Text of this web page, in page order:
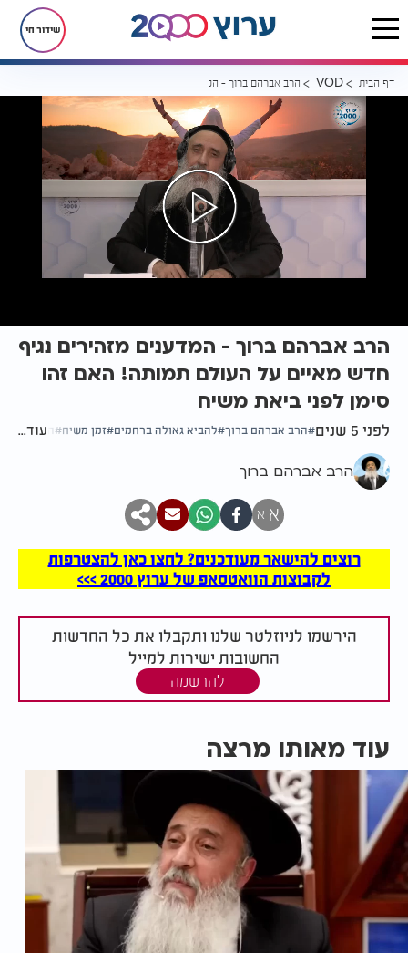
שידור חי
דף הבית VOD הרב אברהם ברוך - המדענים מזהירים נגיף חדש מאיים על העולם
הרב אברהם ברוך - המדענים מזהירים נגיף
חדש מאיים על העולם תמותה! האם זהו
סימן לפני ביאת משיח
לפני 5 שנים הרב אברהם ברוך להביא גאולה ברחמים זמן משיח האם נגיף
עוד...
הרב אברהם ברוך
א א
רוצים להישאר מעודכנים? לחצו כאן להצטרפות
לקבוצות הוואטסאפ של ערוץ 2000 >>>
הירשמו לניוזלטר שלנו ותקבלו את כל החדשות
החשובות ישירות למייל
להרשמה
עוד מאותו מרצה